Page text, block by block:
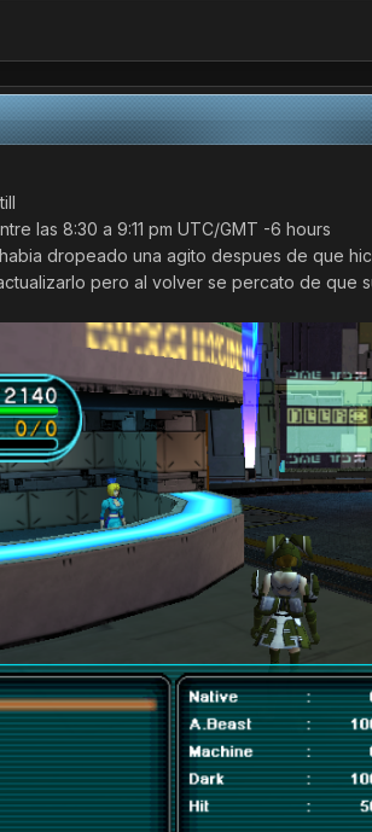
las 8:30 a 9:11 pm UTC/GMT -6 hours
dropeado una agito despues de que
pero al volver se percato de que